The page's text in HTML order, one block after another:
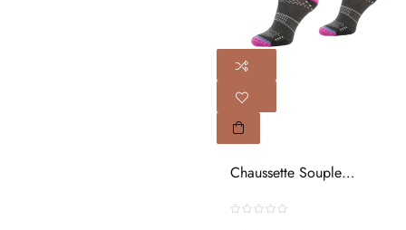
Chaussette Souple